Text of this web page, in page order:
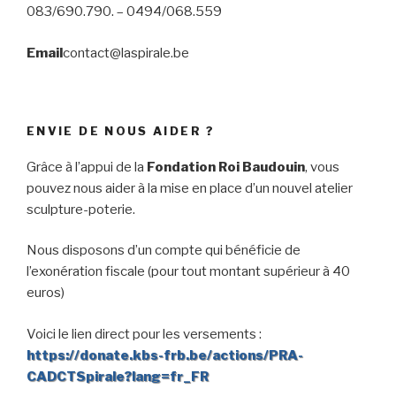
083/690.790. – 0494/068.559
Emailcontact@laspirale.be
ENVIE DE NOUS AIDER ?
Grâce à l’appui de la Fondation Roi Baudouin, vous
pouvez nous aider à la mise en place d’un nouvel atelier
sculpture-poterie.
Nous disposons d’un compte qui bénéficie de
l’exonération fiscale (pour tout montant supérieur à 40
euros)
Voici le lien direct pour les versements :
https://donate.kbs-frb.be/actions/PRA-
CADCTSpirale?lang=fr_FR